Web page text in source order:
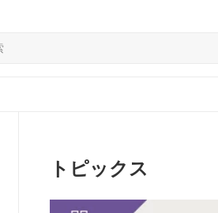
トピックス